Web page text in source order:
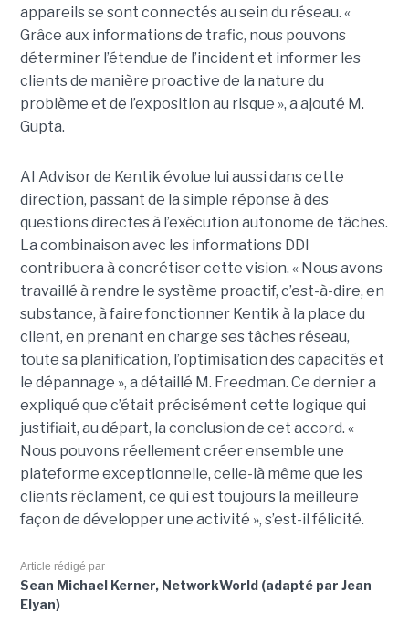
appareils se sont connectés au sein du réseau. «
Grâce aux informations de trafic, nous pouvons
déterminer l’étendue de l’incident et informer les
clients de manière proactive de la nature du
problème et de l’exposition au risque », a ajouté M.
Gupta.
AI Advisor de Kentik évolue lui aussi dans cette
direction, passant de la simple réponse à des
questions directes à l’exécution autonome de tâches.
La combinaison avec les informations DDI
contribuera à concrétiser cette vision. « Nous avons
travaillé à rendre le système proactif, c’est-à-dire, en
substance, à faire fonctionner Kentik à la place du
client, en prenant en charge ses tâches réseau,
toute sa planification, l’optimisation des capacités et
le dépannage », a détaillé M. Freedman. Ce dernier a
expliqué que c’était précisément cette logique qui
justifiait, au départ, la conclusion de cet accord. «
Nous pouvons réellement créer ensemble une
plateforme exceptionnelle, celle-là même que les
clients réclament, ce qui est toujours la meilleure
façon de développer une activité », s’est-il félicité.
Article rédigé par
Sean Michael Kerner, NetworkWorld (adapté par Jean
Elyan)